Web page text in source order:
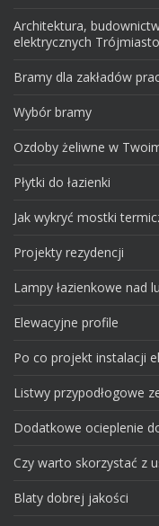
Architektura,
elektrycznych Trójmiasto
Bramy dla zakładów
Wybór bramy
Ozdoby żeliwne w
Płytki do łazienki
Jak wykryć mostki
Projekty rezydencji
Lampy łazienkowe nad
Elewacyjne profile
Po co projekt instalacji
Listwy przypodłogowe
Dodatkowe ocieplenie
Czy warto skorzystać z
Blaty dobrej jakości